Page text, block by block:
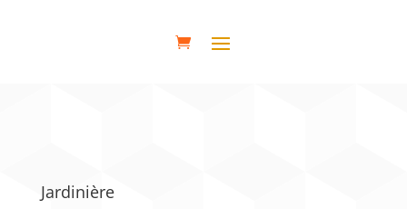
Jardinière